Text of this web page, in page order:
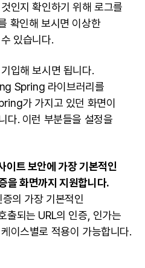
인지 확인하기 위해 로그를
확인해 보시면 이상한
있습니다.
입해 보시면 됩니다.
Spring 라이브러리를
가 가지고 있던 화면이
다. 이런 부분들을 설정을
트 보안에 가장 기본적인
을 화면까지 지원합니다.
의 가장 기본적인
출되는 URL의 인증, 인가는
이스별로 적용이 가능합니다.